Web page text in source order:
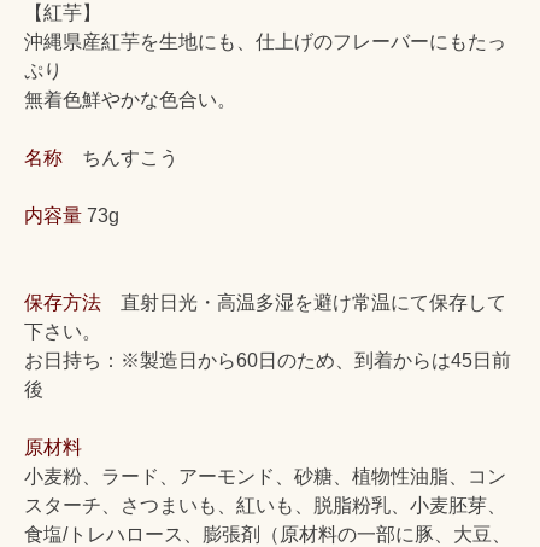
【紅芋】
沖縄県産紅芋を生地にも、仕上げのフレーバーにもたっ
ぷり
無着色鮮やかな色合い。
名称 ちんすこう
内容量 73g
保存方法 直射日光・高温多湿を避け常温にて保存して
下さい。
お日持ち：※製造日から60日のため、到着からは45日前
後
原材料
小麦粉、ラード、アーモンド、砂糖、植物性油脂、コン
スターチ、さつまいも、紅いも、脱脂粉乳、小麦胚芽、
食塩/トレハロース、膨張剤（原材料の一部に豚、大豆、